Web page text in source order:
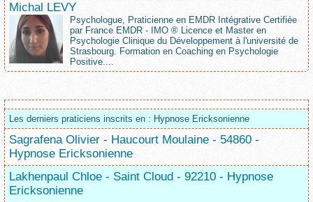
Michal LEVY
Psychologue, Praticienne en EMDR Intégrative Certifiée
par France EMDR - IMO ® Licence et Master en
Psychologie Clinique du Développement à l'université de
Strasbourg. Formation en Coaching en Psychologie
Positive....
Les derniers praticiens inscrits en : Hypnose Ericksonienne
Sagrafena Olivier - Haucourt Moulaine - 54860 -
Hypnose Ericksonienne
Lakhenpaul Chloe - Saint Cloud - 92210 - Hypnose
Ericksonienne